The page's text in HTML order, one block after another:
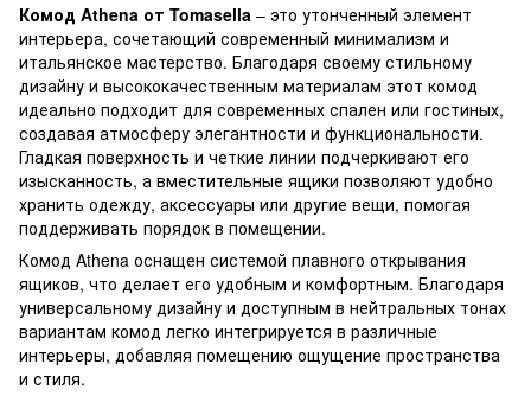
Комод Athena от Tomasella – это утонченный элемент
интерьера, сочетающий современный минимализм и
итальянское мастерство. Благодаря своему стильному
дизайну и высококачественным материалам этот комод
идеально подходит для современных спален или гостиных,
создавая атмосферу элегантности и функциональности.
Гладкая поверхность и четкие линии подчеркивают его
изысканность, а вместительные ящики позволяют удобно
хранить одежду, аксессуары или другие вещи, помогая
поддерживать порядок в помещении.
Комод Athena оснащен системой плавного открывания
ящиков, что делает его удобным и комфортным. Благодаря
универсальному дизайну и доступным в нейтральных тонах
вариантам комод легко интегрируется в различные
интерьеры, добавляя помещению ощущение пространства
и стиля.